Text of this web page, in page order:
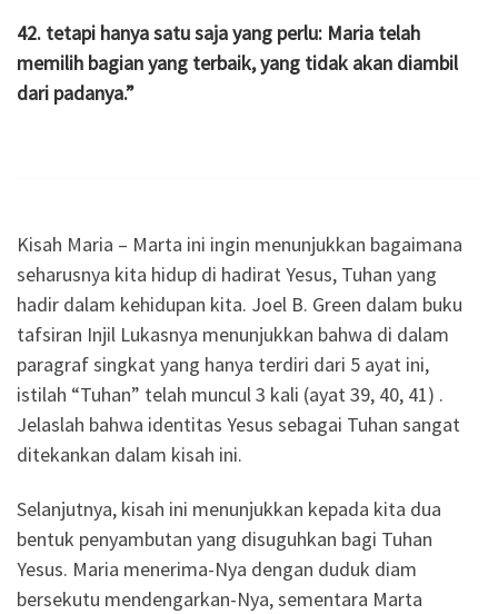
42. tetapi hanya satu saja yang perlu: Maria telah
memilih bagian yang terbaik, yang tidak akan diambil
dari padanya.”
Kisah Maria – Marta ini ingin menunjukkan bagaimana
seharusnya kita hidup di hadirat Yesus, Tuhan yang
hadir dalam kehidupan kita. Joel B. Green dalam buku
tafsiran Injil Lukasnya menunjukkan bahwa di dalam
paragraf singkat yang hanya terdiri dari 5 ayat ini,
istilah “Tuhan” telah muncul 3 kali (ayat 39, 40, 41) .
Jelaslah bahwa identitas Yesus sebagai Tuhan sangat
ditekankan dalam kisah ini.
Selanjutnya, kisah ini menunjukkan kepada kita dua
bentuk penyambutan yang disuguhkan bagi Tuhan
Yesus. Maria menerima-Nya dengan duduk diam
bersekutu mendengarkan-Nya, sementara Marta